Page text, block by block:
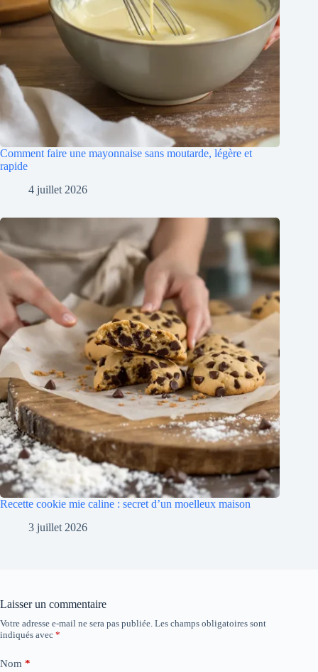
Comment faire une mayonnaise sans moutarde, légère et
rapide
4 juillet 2026
Recette cookie mie caline : secret d’un moelleux maison
3 juillet 2026
Laisser un commentaire
Votre adresse e-mail ne sera pas publiée. Les champs obligatoires sont
indiqués avec *
Nom *